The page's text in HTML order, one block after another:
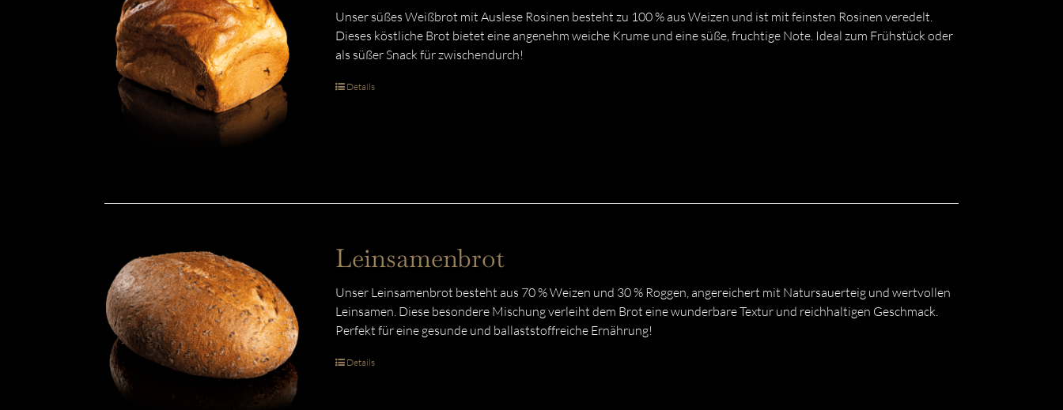
Unser süßes Weißbrot mit Auslese Rosinen besteht zu 100 % aus Weizen und ist mit feinsten Rosinen veredelt.
Dieses köstliche Brot bietet eine angenehm weiche Krume und eine süße, fruchtige Note. Ideal zum Frühstück oder
als süßer Snack für zwischendurch!
Details
Leinsamenbrot
Unser Leinsamenbrot besteht aus 70 % Weizen und 30 % Roggen, angereichert mit Natursauerteig und wertvollen
Leinsamen. Diese besondere Mischung verleiht dem Brot eine wunderbare Textur und reichhaltigen Geschmack.
Perfekt für eine gesunde und ballaststoffreiche Ernährung!
Details